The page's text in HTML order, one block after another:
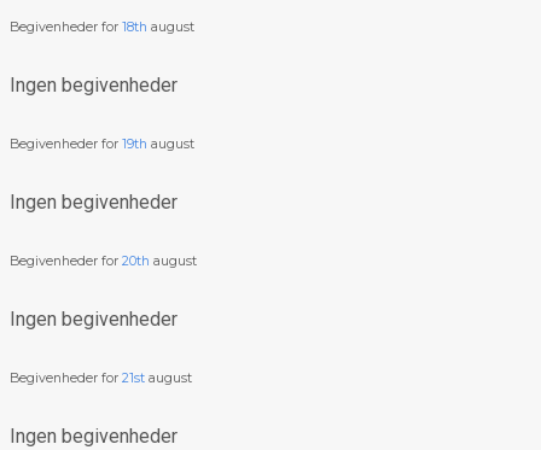
Begivenheder for 18th august
Ingen begivenheder
Begivenheder for 19th august
Ingen begivenheder
Begivenheder for 20th august
Ingen begivenheder
Begivenheder for 21st august
Ingen begivenheder